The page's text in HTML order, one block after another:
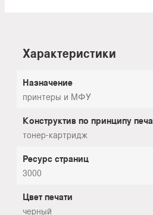
Характеристики
Назначение
принтеры и МФУ
Конструктив по принципу
тонер-картридж
Ресурс страниц
3000
Цвет печати
черный